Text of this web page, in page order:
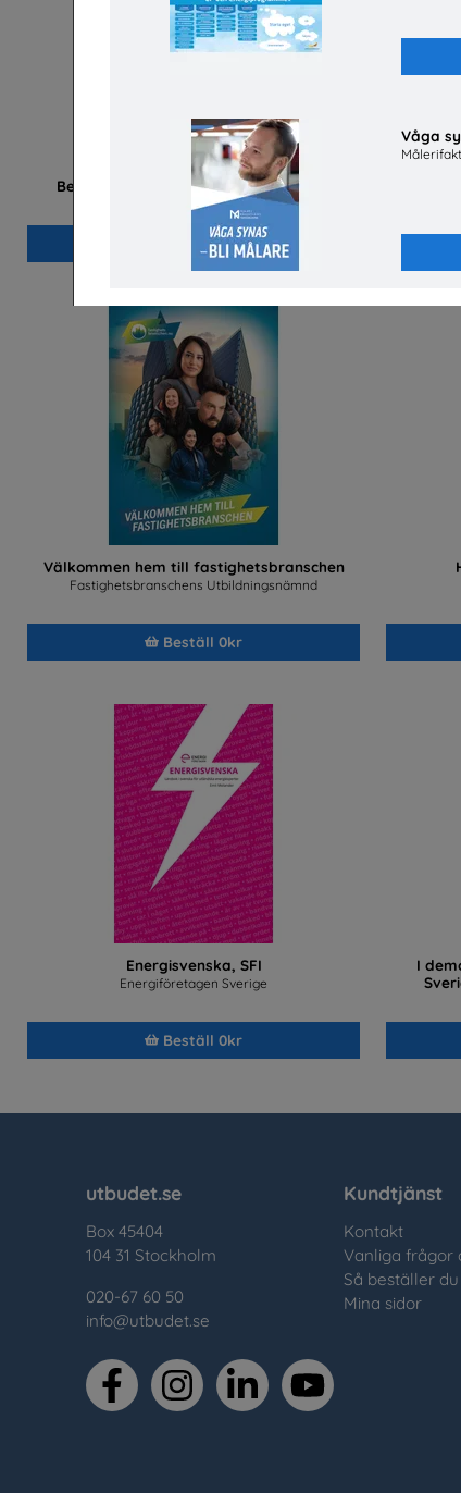
Våga
Betald praktik som ingenjör (Plansch)
Tekniksprånget
Beställ 0kr
Välkommen hem till fastighetsbranschen
Fastighetsbranschens Utbildningsnämnd
Beställ 0kr
Energisvenska, SFI
Energiföretagen Sverige
Beställ 0kr
I
utbudet.se
Box 45404
104 31 Stockholm
020-67 60 50
info@utbudet.se
facebookinstagramlinkedin youtube
Kundtjänst
Kontakt
Vanliga frågor
Så beställer du
Mina sidor